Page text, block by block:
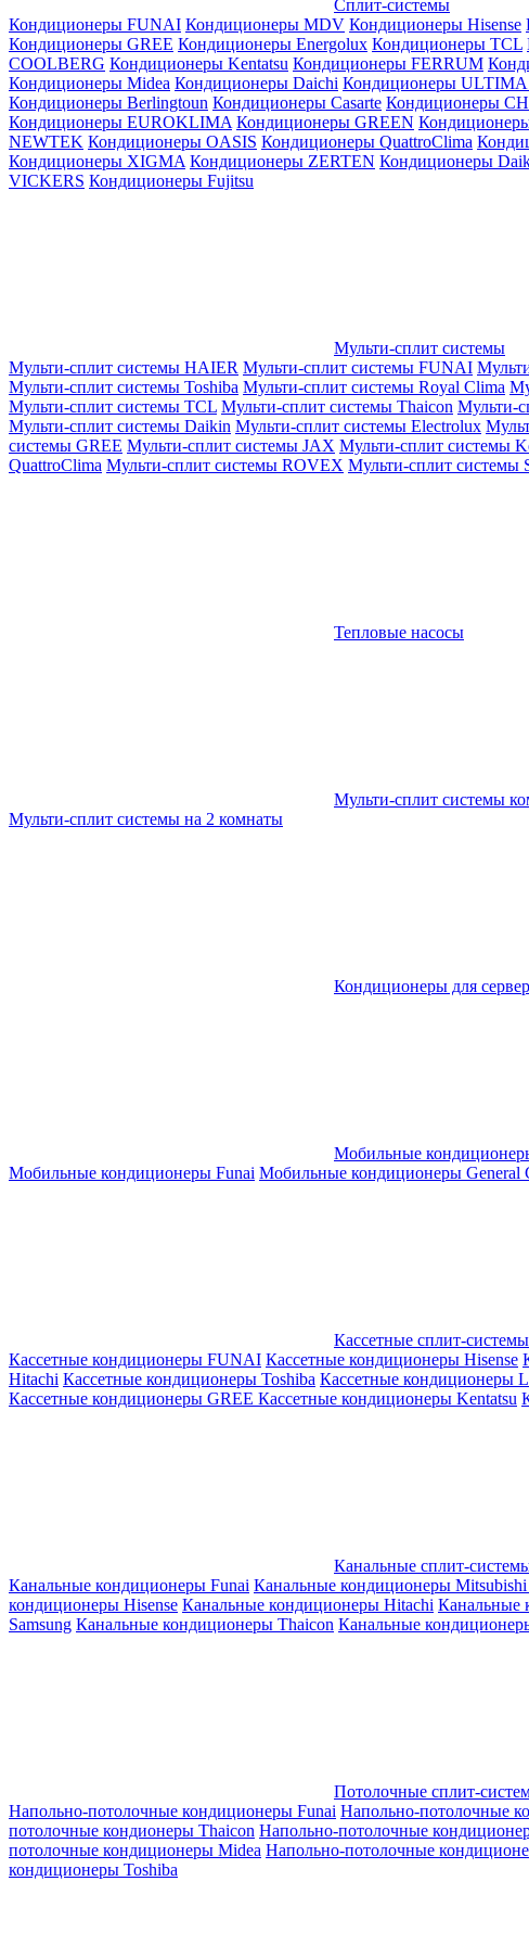
Сплит-системы
Кондиционеры FUNAI Кондиционеры MDV Кондиционеры Hisense
Кондиционеры GREE Кондиционеры Energolux Кондиционеры TCL
СOOLBERG Кондиционеры Kentatsu Кондиционеры FERRUM
Кондиционеры Midea Кондиционеры Daichi Кондиционеры
Кондиционеры Berlingtoun Кондиционеры Casarte Кондиционеры
Кондиционеры EUROKLIMA Кондиционеры GREEN
NEWTEK Кондиционеры OASIS Кондиционеры QuattroClima
Кондиционеры XIGMA Кондиционеры ZERTEN Кондиционеры
VICKERS Кондиционеры Fujitsu
Мульти-сплит системы
Мульти-сплит системы HAIER Мульти-сплит системы FUNAI
Мульти-сплит системы Toshiba Мульти-сплит системы Royal Clima
Мульти-сплит системы TCL Мульти-сплит системы Thaicon Мульти-
Мульти-сплит системы Daikin Мульти-сплит системы Electrolux
системы GREE Мульти-сплит системы JAX Мульти-сплит системы
QuattroClima Мульти-сплит системы ROVEX Мульти-сплит системы
Тепловые насосы
Мульти-сплит системы
Мульти-сплит системы на 2 комнаты
Кондиционеры для
Мобильные
Мобильные кондиционеры Funai Мобильные кондиционеры General
Кассетные сплит-системы
Кассетные кондиционеры FUNAI Кассетные кондиционеры Hisense
Hitachi Кассетные кондиционеры Toshiba Кассетные кондиционеры
Кассетные кондиционеры GREE Кассетные кондиционеры Kentatsu
Канальные сплит-
Канальные кондиционеры Funai Канальные кондиционеры
кондиционеры Hisense Канальные кондиционеры Hitachi Канальные
Samsung Канальные кондиционеры Thaicon Канальные
Потолочные сплит-
Напольно-потолочные кондиционеры Funai Напольно-потолочные
потолочные кондионеры Thaicon Напольно-потолочные
потолочные кондиционеры Midea Напольно-потолочные
кондиционеры Toshiba